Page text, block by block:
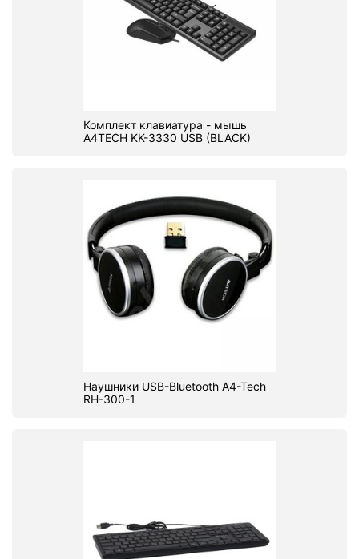
Комплект клавиатура - мышь
A4TECH KK-3330 USB (BLACK)
Наушники USB-Bluetooth A4-Tech
RH-300-1